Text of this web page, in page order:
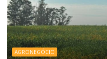
AGRONEGÓCIO